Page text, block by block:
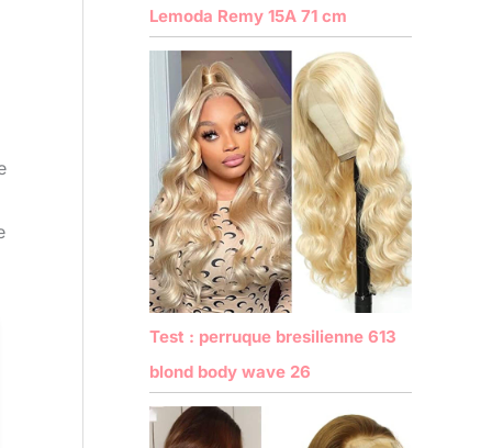
Lemoda Remy 15A 71 cm
Test : perruque bresilienne 613
blond body wave 26